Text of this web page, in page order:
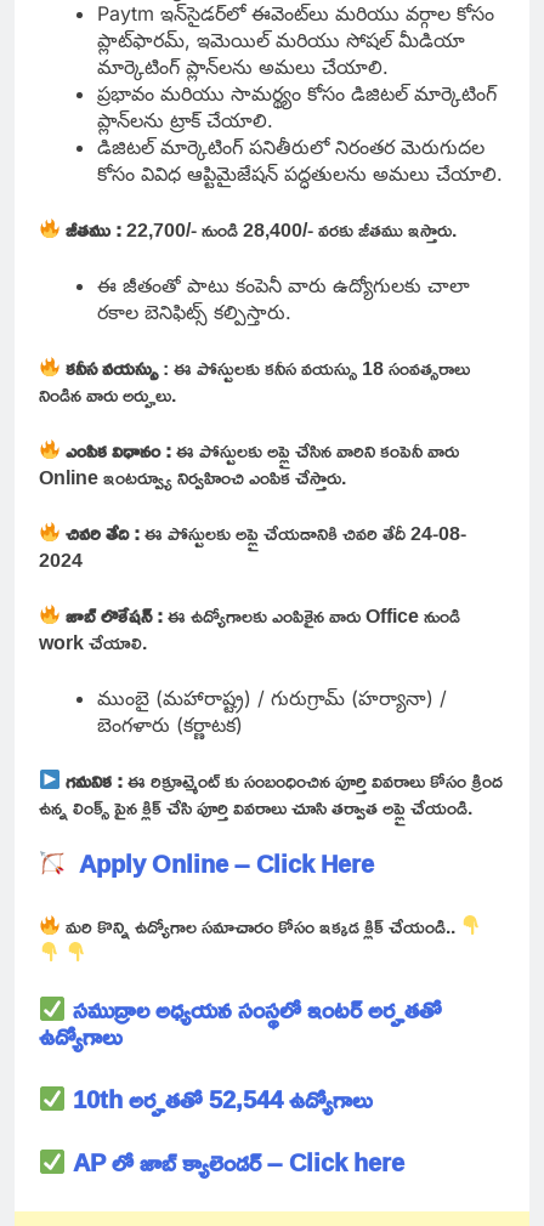
Paytm ఇన్‌సైడర్‌లో ఈవెంట్‌లు మరియు వర్గాల కోసం
ప్లాట్‌ఫారమ్, ఇమెయిల్ మరియు సోషల్ మీడియా
మార్కెటింగ్ ప్లాన్‌లను అమలు చేయాలి.
ప్రభావం మరియు సామర్థ్యం కోసం డిజిటల్ మార్కెటింగ్
ప్లాన్‌లను ట్రాక్ చేయాలి.
డిజిటల్ మార్కెటింగ్ పనితీరులో నిరంతర మెరుగుదల
కోసం వివిధ ఆప్టిమైజేషన్ పద్ధతులను అమలు చేయాలి.
జీతము :22,700/- నుండి 28,400/- వరకు జీతము ఇస్తారు.
ఈ జీతంతో పాటు కంపెనీ వారు ఉద్యోగులకు చాలా
రకాల బెనిఫిట్స్ కల్పిస్తారు.
కనీస వయస్సు: ఈ పోస్టులకు కనీస వయస్సు 18 సంవత్సరాలు
నిండిన వారు అర్హులు.
ఎంపిక విధానం :ఈ పోస్టులకు అప్లై చేసిన వారిని కంపెనీ వారు
Online ఇంటర్వ్యూ నిర్వహించి ఎంపిక చేస్తారు.
చివరి తేది :ఈ పోస్టులకు అప్లై చేయడానికి చివరి తేదీ 24-08-
2024
జాబ్ లొకేషన్ :ఈ ఉద్యోగాలకు ఎంపికైన వారు Office నుండి
work చేయాలి.
ముంబై (మహారాష్ట్ర) / గురుగ్రామ్ (హర్యానా) /
బెంగళారు (కర్ణాటక)
గమనిక :ఈ రిక్రూట్మెంట్ కు సంబంధించిన పూర్తి వివరాలు కోసం క్రింద
ఉన్న లింక్స్ పైన క్లిక్ చేసి పూర్తి వివరాలు చూసి తర్వాత అప్లై చేయండి.
Apply Online – Click Here
మరి కొన్ని ఉద్యోగాల సమాచారం కోసం ఇక్కడ క్లిక్ చేయండి..
సముద్రాల అధ్యయన సంస్థలో ఇంటర్ అర్హతతో
ఉద్యోగాలు
10th అర్హతతో 52,544 ఉద్యోగాలు
AP లో జాబ్ క్యాలెండర్ – Click here